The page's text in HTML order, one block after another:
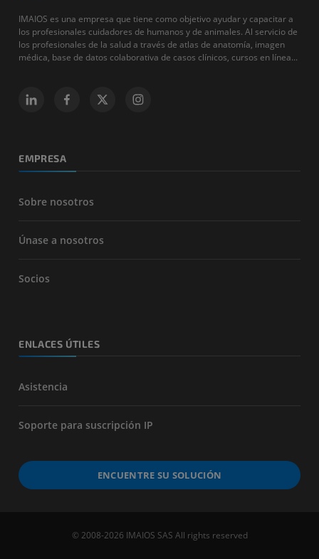
IMAIOS es una empresa que tiene como objetivo ayudar y capacitar a
los profesionales cuidadores de humanos y de animales. Al servicio de
los profesionales de la salud a través de atlas de anatomía, imagen
médica, base de datos colaborativa de casos clínicos, cursos en línea...
EMPRESA
Sobre nosotros
Únase a nosotros
Socios
ENLACES ÚTILES
Asistencia
Soporte para suscripción IP
ENCUENTRE SU SOLUCIÓN
© 2008-2026 IMAIOS SAS All rights reserved